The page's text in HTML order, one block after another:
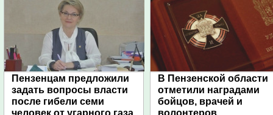
Пензенцам предложили
задать вопросы власти
после гибели семи
человек от угарного газа
В Пензенской области
отметили наградами
бойцов, врачей и
волонтеров